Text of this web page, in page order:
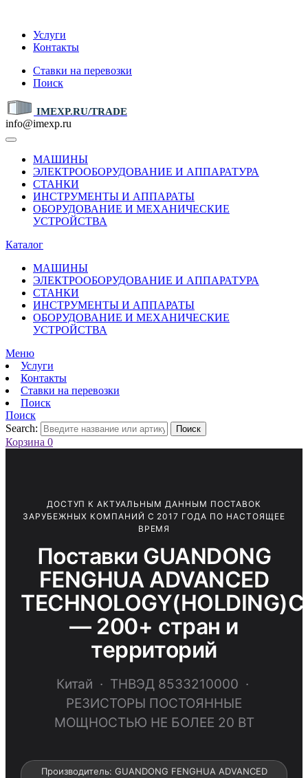
Услуги
Контакты
Ставки на перевозки
Поиск
IMEXP.RU/TRADE
info@imexp.ru
МАШИНЫ
ЭЛЕКТРООБОРУДОВАНИЕ И АППАРАТУРА
СТАНКИ
ИНСТРУМЕНТЫ И АППАРАТЫ
ОБОРУДОВАНИЕ И МЕХАНИЧЕСКИЕ
УСТРОЙСТВА
Каталог
МАШИНЫ
ЭЛЕКТРООБОРУДОВАНИЕ И АППАРАТУРА
СТАНКИ
ИНСТРУМЕНТЫ И АППАРАТЫ
ОБОРУДОВАНИЕ И МЕХАНИЧЕСКИЕ
УСТРОЙСТВА
Меню
Услуги
Контакты
Ставки на перевозки
Поиск
Поиск
Search:
Поиск
Корзина 0
ДОСТУП К АКТУАЛЬНЫМ ДАННЫМ ПОСТАВОК
ЗАРУБЕЖНЫХ КОМПАНИЙ С 2017 ГОДА ПО НАСТОЯЩЕЕ
ВРЕМЯ
Поставки GUANDONG
FENGHUA ADVANCED
— 200+ стран и
территорий
Китай · ТНВЭД 8533210000 ·
РЕЗИСТОРЫ ПОСТОЯННЫЕ
МОЩНОСТЬЮ НЕ БОЛЕЕ 20 ВТ
Производитель: GUANDONG FENGHUA ADVANCED